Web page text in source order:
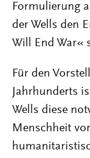
Formulierung
der Wells den
Will End War«
Für den
Jahrhunderts
Wells diese
Menschheit